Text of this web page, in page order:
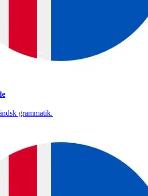
grammatik.